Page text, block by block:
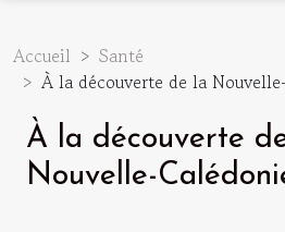
Accueil
Santé
À la découverte de la
À la découverte
Nouvelle-